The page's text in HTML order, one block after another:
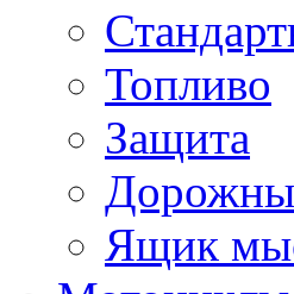
Топливо
Защита
Ящик